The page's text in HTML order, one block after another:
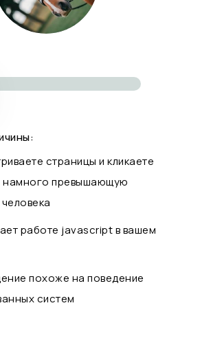
страницы и кликаете
намного превышающую
работе javascript в вашем
похоже на поведение
систем